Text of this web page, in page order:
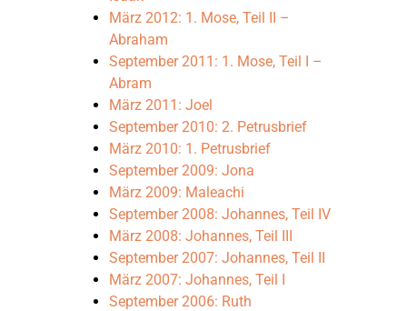
März 2001: Hosea,
März 2012: 1. Mose, Teil II –
Abraham
September 2011: 1. Mose, Teil I –
Abram
März 2011: Joel
September 2010: 2. Petrusbrief
März 2010: 1. Petrusbrief
September 2009: Jona
März 2009: Maleachi
September 2008: Johannes, Teil IV
März 2008: Johannes, Teil III
September 2007: Johannes, Teil II
März 2007: Johannes, Teil I
September 2006: Ruth